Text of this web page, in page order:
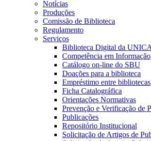
Notícias
Produções
Comissão de Biblioteca
Regulamento
Serviços
Biblioteca Digital da
Competência em Informação
Catálogo on-line do SBU
Doações para a biblioteca
Empréstimo entre bibliotecas
Ficha Catalográfica
Orientações Normativas
Prevenção e Verificação de
Publicações
Repositório Institucional
Solicitação de Artigos de